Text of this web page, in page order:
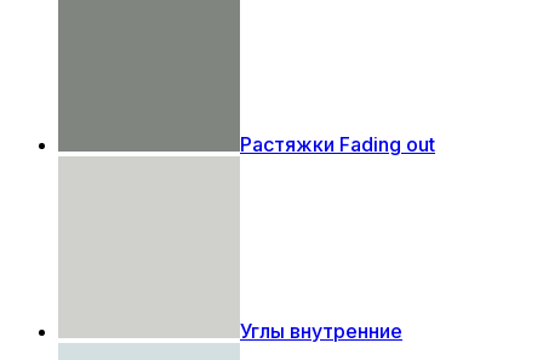
Растяжки Fading out
Углы внутренние